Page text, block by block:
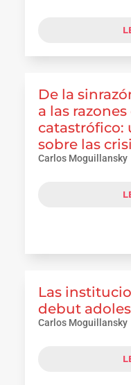
De la
a las
catastrófico:
sobre las
Carlos Moguillansky
Las
debut
Carlos Moguillansky